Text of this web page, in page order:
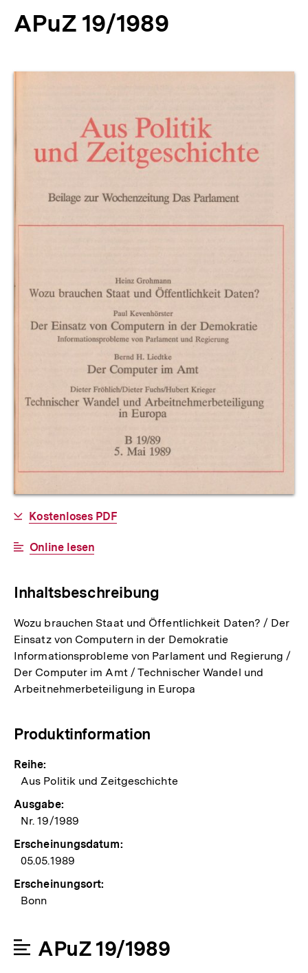
APuZ 19/1989
Allgemeine
Informationen
Download-
Kostenloses PDF
Interner
Online lesen
Inhaltsbeschreibung
Wozu brauchen Staat und Öffentlichkeit Daten? / Der
Einsatz von Computern in der Demokratie
Informationsprobleme von Parlament und Regierung /
Der Computer im Amt / Technischer Wandel und
Arbeitnehmerbeteiligung in Europa
Produktinformation
Reihe:
Aus Politik und Zeitgeschichte
Ausgabe:
Nr. 19/1989
Erscheinungsdatum:
05.05.1989
Erscheinungsort:
Bonn
APuZ 19/1989